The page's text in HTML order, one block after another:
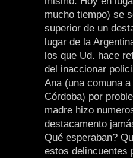
mucho tiempo) se
superior de un
lugar de la
los que Ud. hace
del inaccionar
Ana (una comuna
Córdoba) por
madre hizo
destacamento
Qué esperaban?
estos delincuentes